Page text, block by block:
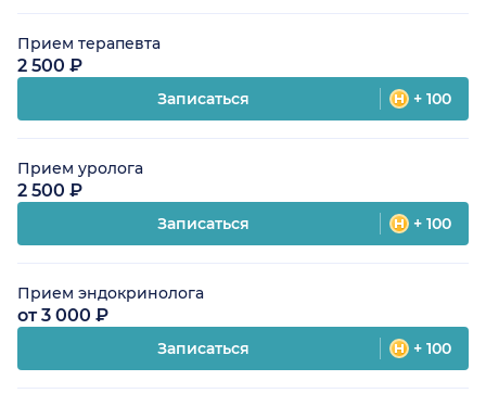
Прием терапевта
2 500 ₽
Записаться + 100
Прием уролога
2 500 ₽
Записаться + 100
Прием эндокринолога
от 3 000 ₽
Записаться + 100